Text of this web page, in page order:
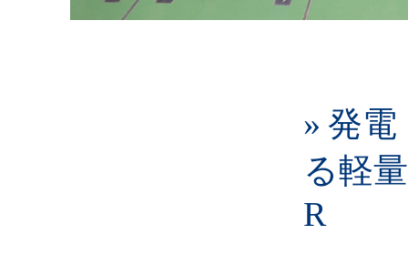
» 発
る軽
R